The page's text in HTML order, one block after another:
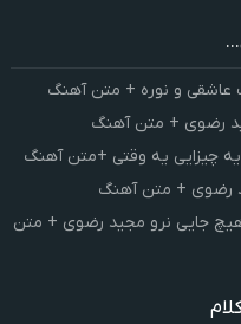
عاشقی و نوره + متن آهنگ
رضوی + متن آهنگ
یه چیزایی یه وقتی +متن آهنگ
رضوی + متن آهنگ
جایی نرو مجید رضوی + متن